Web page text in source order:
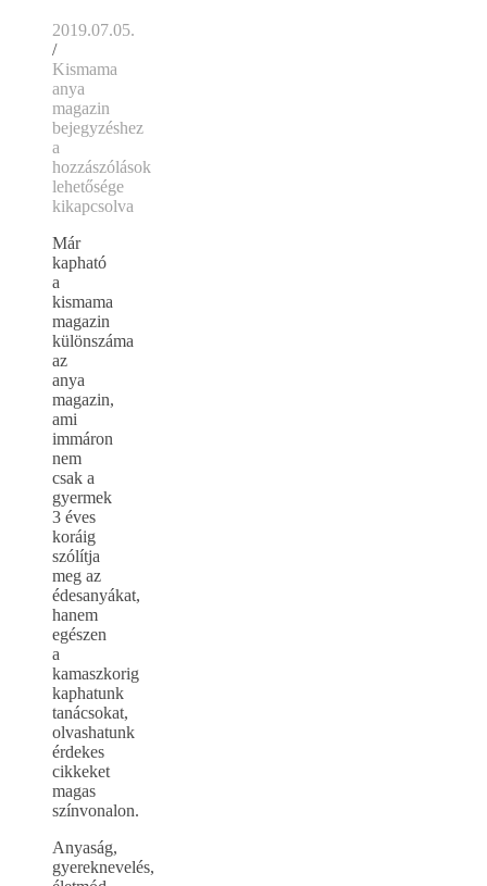
2019.07.05.
/
Kismama
anya
magazin
bejegyzéshez
a
hozzászólások
lehetősége
kikapcsolva
Már
kapható
a
kismama
magazin
különszáma
az
anya
magazin,
ami
immáron
nem
csak a
gyermek
3 éves
koráig
szólítja
meg az
édesanyákat,
hanem
egészen
a
kamaszkorig
kaphatunk
tanácsokat,
olvashatunk
érdekes
cikkeket
magas
színvonalon.
Anyaság,
gyereknevelés,